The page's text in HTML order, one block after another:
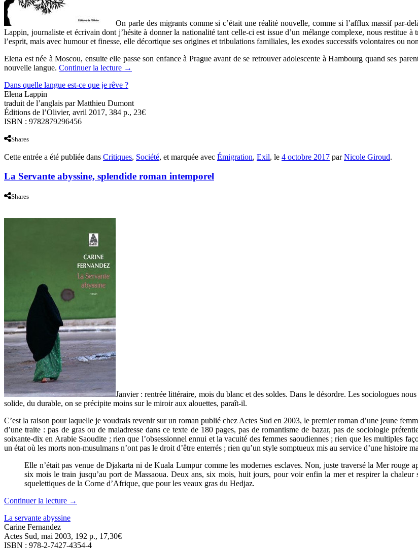
On parle des migrants comme si c’était une réalité nouvelle, comme si l’afflux massif par-
Lappin, journaliste et écrivain dont j’hésite à donner la nationalité tant celle-ci est issue d’un mélange complexe, nous restitue
l’esprit, mais avec humour et finesse, elle décortique ses origines et tribulations familiales, les exodes successifs volontaires ou
Elena est née à Moscou, ensuite elle passe son enfance à Prague avant de se retrouver adolescente à Hambourg quand ses
nouvelle langue. Continuer la lecture →
Dans quelle langue est-ce que je rêve ?
Elena Lappin
traduit de l’anglais par Matthieu Dumont
Éditions de l’Olivier, avril 2017, 384 p., 23€
ISBN : 9782879296456
Shares
Cette entrée a été publiée dans Critiques, Société, et marquée avec Émigration, Exil, le 4 octobre 2017 parNicole Giroud.
La Servante abyssine, splendide roman intemporel
Shares
Janvier : rentrée littéraire, mois du blanc et des soldes. Dans le désordre. Les sociologues
solide, du durable, on se précipite moins sur le miroir aux alouettes, paraît-il.
C’est la raison pour laquelle je voudrais revenir sur un roman publié chez Actes Sud en 2003, le premier roman d’une jeune
d’une traite : pas de gras ou de maladresse dans ce texte de 180 pages, pas de romantisme de bazar, pas de sociologie
soixante-dix en Arabie Saoudite ; rien que l’obsessionnel ennui et la vacuité des femmes saoudiennes ; rien que les multiples
un état où les morts non-musulmans n’ont pas le droit d’être enterrés ; rien qu’un style somptueux mis au service d’une histoire
Elle n’était pas venue de Djakarta ni de Kuala Lumpur comme les modernes esclaves. Non, juste traversé la Mer rouge
six mois le train jusqu’au port de Massaoua. Deux ans, six mois, huit jours, pour voir enfin la mer et respirer la
squelettiques de la Corne d’Afrique, que pour les veaux gras du Hedjaz.
Continuer la lecture →
La servante abyssine
Carine Fernandez
Actes Sud, mai 2003, 192 p., 17,30€
ISBN : 978-2-7427-4354-4